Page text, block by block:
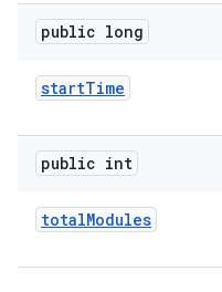
public long
startTime
public int
totalModules